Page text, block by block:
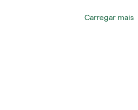
Carregar mais